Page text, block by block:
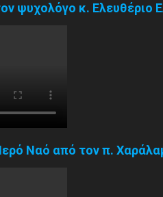
ψυχολόγο κ. Ελευθέριο
Ιερό Ναό από τον π.